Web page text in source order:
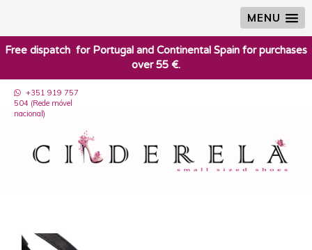
MENU
​Free dispatch for Portugal and Continental Spain for purchases
over 55 €.
+351 919 757
504 (Rede móvel
nacional)